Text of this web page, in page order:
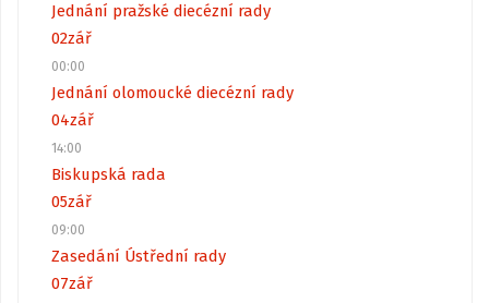
Jednání pražské diecézní rady
02zář
00:00
Jednání olomoucké diecézní rady
04zář
14:00
Biskupská rada
05zář
09:00
Zasedání Ústřední rady
07zář